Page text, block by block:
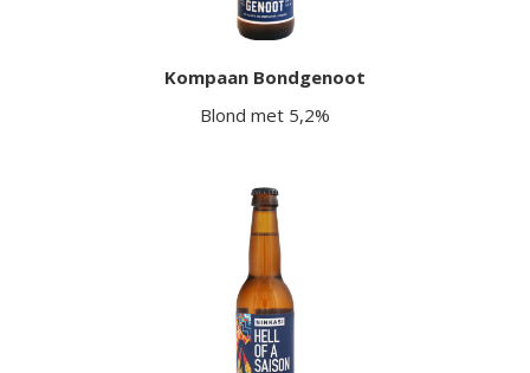
Kompaan Bondgenoot
Blond met 5,2%